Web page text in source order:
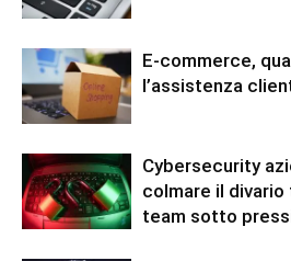
E-commerce,
l’assistenza
Cybersecurity
colmare il
team sotto